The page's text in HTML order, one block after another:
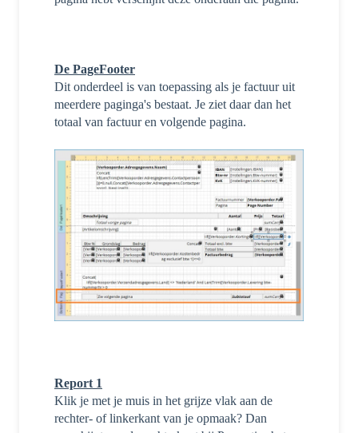
De PageFooter
Dit onderdeel is van toepassing als je factuur uit
meerdere paginga's bestaat. Je ziet daar dan het
totaal van factuur en volgende pagina.
Report 1
Klik je met je muis in het grijze vlak aan de
rechter- of linkerkant van je opmaak? Dan